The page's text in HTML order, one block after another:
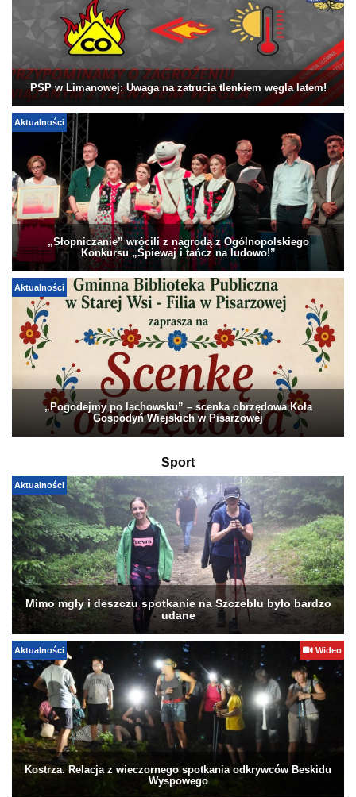
PSP w Limanowej: Uwaga na zatrucia tlenkiem węgla latem!
Aktualności
„Słopniczanie” wrócili z nagrodą z Ogólnopolskiego
Konkursu „Śpiewaj i tańcz na ludowo!”
Aktualności
„Pogodejmy po lachowsku” – scenka obrzędowa Koła
Gospodyń Wiejskich w Pisarzowej
Sport
Aktualności
Mimo mgły i deszczu spotkanie na Szczeblu było bardzo
udane
Aktualności Wideo
Kostrza. Relacja z wieczornego spotkania odkrywców Beskidu
Wyspowego